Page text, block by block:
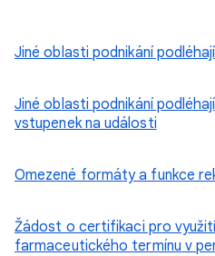
Jiné oblasti podnikání
Jiné oblasti podnikání
vstupenek na události
Omezené formáty a funkce
Žádost o certifikaci pro
farmaceutického termínu v